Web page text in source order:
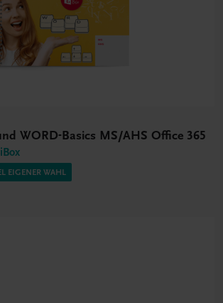
WORD-Basics MS/AHS Office 365
EIGENER WAHL